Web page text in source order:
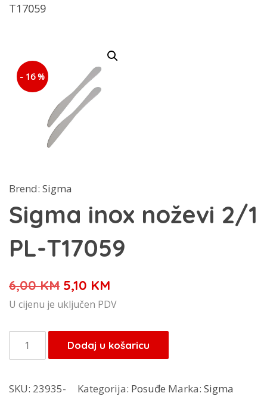
T17059
- 16 %
Brend: Sigma
Sigma inox noževi 2/1
PL-T17059
6,00KM Izvorna
cijena
je:
6,00 KM.
5,10 KM
cijena
5,10 KM.
U cijenu je uključen PDV
Sigma
inox
2/1
Dodaj u košaricu
SKU: 23935- Kategorija: Posuđe Marka: Sigma